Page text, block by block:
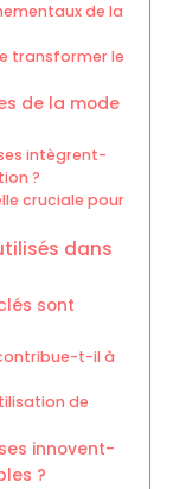
de la
transformer le
de la mode
intègrent-
?
cruciale pour
dans
sont
t-il à
de
innovent-
?